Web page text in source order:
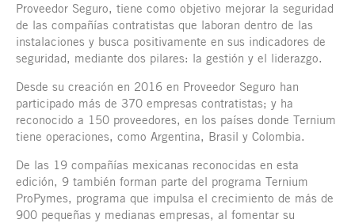
Proveedor Seguro, tiene como objetivo mejorar la seguridad
de las compañías contratistas que laboran dentro de las
instalaciones y busca positivamente en sus indicadores de
seguridad, mediante dos pilares: la gestión y el liderazgo.
Desde su creación en 2016 en Proveedor Seguro han
participado más de 370 empresas contratistas; y ha
reconocido a 150 proveedores, en los países donde Ternium
tiene operaciones, como Argentina, Brasil y Colombia.
De las 19 compañías mexicanas reconocidas en esta
edición, 9 también forman parte del programa Ternium
ProPymes, programa que impulsa el crecimiento de más de
900 pequeñas y medianas empresas, al fomentar su